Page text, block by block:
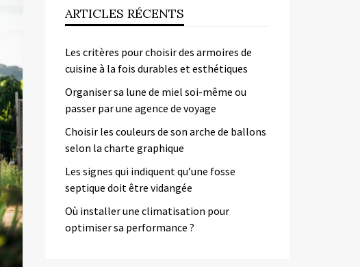
ARTICLES RÉCENTS
Les critères pour choisir des armoires de
cuisine à la fois durables et esthétiques
Organiser sa lune de miel soi-même ou
passer par une agence de voyage
Choisir les couleurs de son arche de ballons
selon la charte graphique
Les signes qui indiquent qu’une fosse
septique doit être vidangée
Où installer une climatisation pour
optimiser sa performance ?